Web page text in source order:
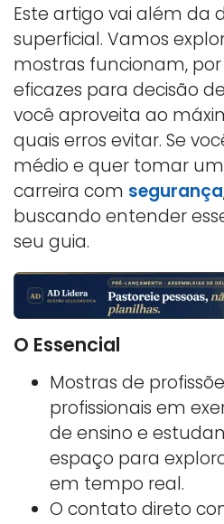
Este artigo vai além da
superficial. Vamos
mostras funcionam,
eficazes para decisão
você aproveita ao
quais erros evitar. Se
médio e quer tomar
carreira com segurança
buscando entender
seu guia.
O Essencial
Mostras de
profissionais em
de ensino e
espaço para
em tempo real.
O contato direto